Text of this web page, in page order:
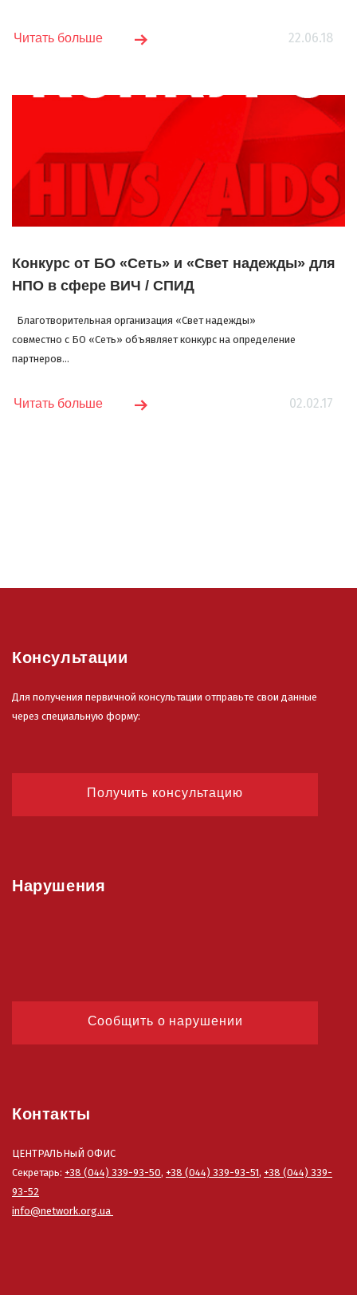
22.06.18
Читать больше
Конкурс от БО «Сеть» и «Свет надежды» для
НПО в сфере ВИЧ / СПИД
Благотворительная организация «Свет надежды»
совместно с БО «Сеть» объявляет конкурс на определение
партнеров...
02.02.17
Читать больше
Консультации
Для получения первичной консультации отправьте свои данные
через специальную форму:
Получить консультацию
Нарушения
Сообщить о нарушении
Контакты
ЦЕНТРАЛЬНыЙ ОФИС
Секретарь: +38 (044) 339-93-50, +38 (044) 339-93-51, +38 (044) 339-
93-52
info@network.org.ua